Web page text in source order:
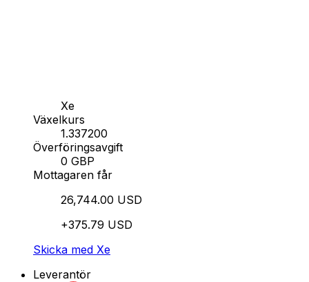
Xe
Växelkurs
1.337200
Överföringsavgift
0 GBP
Mottagaren får
26,744.00 USD
+375.79 USD
Skicka med Xe
Leverantör